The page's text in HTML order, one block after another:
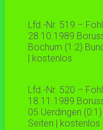
Lfd.-Nr. 519 –
28.10.1989
Bochum (1:2)
| kostenlos
Lfd.-Nr. 520 –
18.11.1989
05 Uerdingen
Seiten | kostenlos